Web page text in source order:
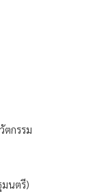
ตกรรม
นตรี)